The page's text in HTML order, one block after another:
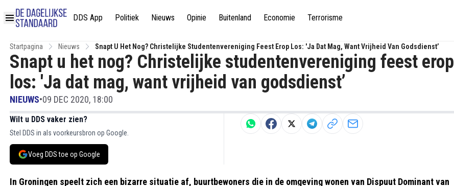
DDS App Politiek Nieuws Opinie Buitenland Economie Terrorisme
Startpagina Nieuws Snapt U Het Nog? Christelijke Studentenvereniging Feest Erop Los: 'Ja Dat Mag, Want Vrijheid Van Godsdienst’
Snapt u het nog? Christelijke studentenvereniging feest erop
los: 'Ja dat mag, want vrijheid van godsdienst’
NIEUWS•09 DEC 2020, 18:00
Wilt u DDS vaker zien?
Stel DDS in als voorkeursbron op Google.
Voeg DDS toe op Google
In Groningen speelt zich een bizarre situatie af, buurtbewoners die in de omgeving wonen van Dispuut Dominant van